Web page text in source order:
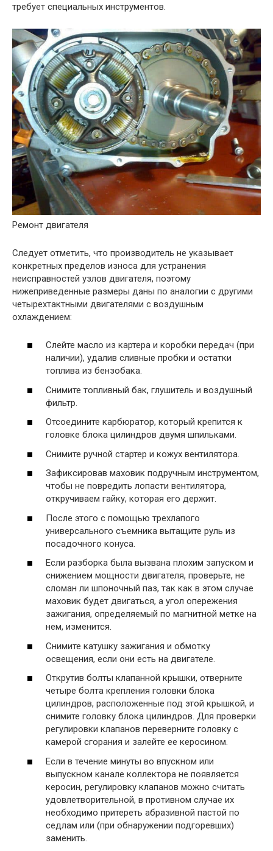
требует специальных инструментов.
Ремонт двигателя
Следует отметить, что производитель не указывает
конкретных пределов износа для устранения
неисправностей узлов двигателя, поэтому
нижеприведенные размеры даны по аналогии с другими
четырехтактными двигателями с воздушным
охлаждением:
Слейте масло из картера и коробки передач (при
наличии), удалив сливные пробки и остатки
топлива из бензобака.
Снимите топливный бак, глушитель и воздушный
фильтр.
Отсоедините карбюратор, который крепится к
головке блока цилиндров двумя шпильками.
Снимите ручной стартер и кожух вентилятора.
Зафиксировав маховик подручным инструментом,
чтобы не повредить лопасти вентилятора,
откручиваем гайку, которая его держит.
После этого с помощью трехлапого
универсального съемника вытащите руль из
посадочного конуса.
Если разборка была вызвана плохим запуском и
снижением мощности двигателя, проверьте, не
сломан ли шпоночный паз, так как в этом случае
маховик будет двигаться, а угол опережения
зажигания, определяемый по магнитной метке на
нем, изменится.
Снимите катушку зажигания и обмотку
освещения, если они есть на двигателе.
Открутив болты клапанной крышки, отверните
четыре болта крепления головки блока
цилиндров, расположенные под этой крышкой, и
снимите головку блока цилиндров. Для проверки
регулировки клапанов переверните головку с
камерой сгорания и залейте ее керосином.
Если в течение минуты во впускном или
выпускном канале коллектора не появляется
керосин, регулировку клапанов можно считать
удовлетворительной, в противном случае их
необходимо притереть абразивной пастой по
седлам или (при обнаружении подгоревших)
заменить.